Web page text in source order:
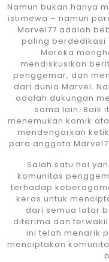
Namun bukan hanya
istimewa – namun
Marvel77 adalah
paling berdedikasi
Mereka
mendiskusikan
penggemar, dan
dari dunia Marvel.
adalah dukungan
sama lain. Baik
menemukan komik
mendengarkan
para anggota
Salah satu hal
komunitas
terhadap
keras untuk
dari semua latar
diterima dan
ini telah menarik
menciptakan